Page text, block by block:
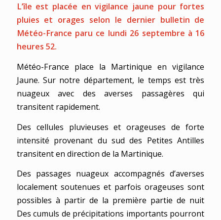
L’île est placée en vigilance jaune pour fortes
pluies et orages selon le dernier bulletin de
Météo-France paru ce lundi 26 septembre à 16
heures 52.
Météo-France place la Martinique en vigilance
Jaune. Sur notre département, le temps est très
nuageux avec des averses passagères qui
transitent rapidement.
Des cellules pluvieuses et orageuses de forte
intensité provenant du sud des Petites Antilles
transitent en direction de la Martinique.
Des passages nuageux accompagnés d’averses
localement soutenues et parfois orageuses sont
possibles à partir de la première partie de nuit
Des cumuls de précipitations importants pourront